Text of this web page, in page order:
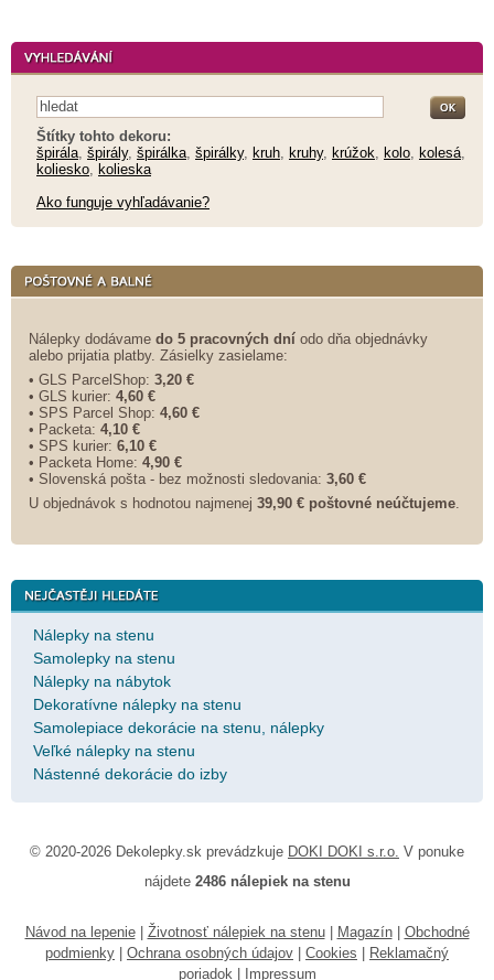
Štítky tohto dekoru:
špirála, špirály, špirálka, špirálky, kruh, kruhy, krúžok, kolo, kolesá,
koliesko, kolieska
Ako funguje vyhľadávanie?
Nálepky dodávame do 5 pracovných dní odo dňa objednávky
alebo prijatia platby. Zásielky zasielame:
• GLS ParcelShop: 3,20 €
• GLS kurier: 4,60 €
• SPS Parcel Shop: 4,60 €
• Packeta: 4,10 €
• SPS kurier: 6,10 €
• Packeta Home: 4,90 €
• Slovenská pošta - bez možnosti sledovania: 3,60 €
U objednávok s hodnotou najmenej 39,90 € poštovné neúčtujeme.
Nálepky na stenu
Samolepky na stenu
Nálepky na nábytok
Dekoratívne nálepky na stenu
Samolepiace dekorácie na stenu, nálepky
Veľké nálepky na stenu
Nástenné dekorácie do izby
© 2020-2026 Dekolepky.sk prevádzkuje DOKI DOKI s.r.o. V ponuke
nájdete 2486 nálepiek na stenu
Návod na lepenie| Životnosť nálepiek na stenu| Magazín| Obchodné
podmienky
Ochrana osobných údajov Cookies
Reklamačný
poriadok| Impressum